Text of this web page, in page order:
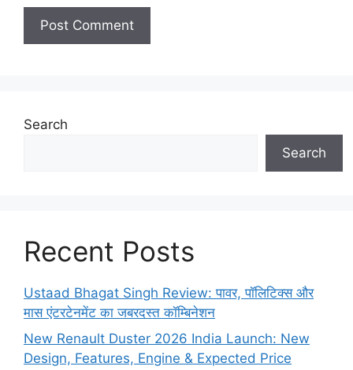
Search
Search
Recent Posts
Ustaad Bhagat Singh Review: पावर, पॉलिटिक्स और
मास एंटरटेनमेंट का जबरदस्त कॉम्बिनेशन
New Renault Duster 2026 India Launch: New
Design, Features, Engine & Expected Price